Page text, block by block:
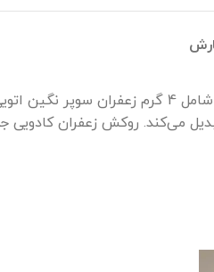
یکی از بهترین گزینه های روی میز برای هدیه به اقوام و آشنا
می‌کند. روکش زعفران